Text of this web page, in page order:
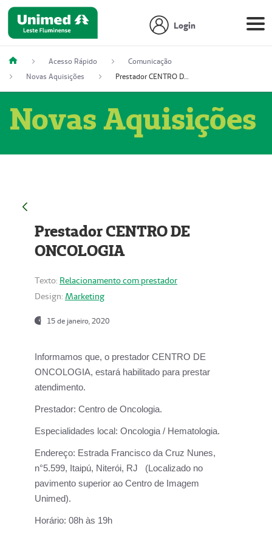
Login
Acesso Rápido
Comunicação
Novas Aquisições
Prestador CENTRO DE ONCOLOGIA
Novas Aquisições
Prestador CENTRO DE
ONCOLOGIA
Texto: Relacionamento com prestador
Design: Marketing
15 de janeiro, 2020
Informamos que, o prestador CENTRO DE
ONCOLOGIA, estará habilitado para prestar
atendimento.
Prestador: Centro de Oncologia.
Especialidades local: Oncologia / Hematologia.
Endereço: Estrada Francisco da Cruz Nunes,
n°5.599, Itaipú, Niterói, RJ (Localizado no
pavimento superior ao Centro de Imagem
Unimed).
Horário: 08h às 19h